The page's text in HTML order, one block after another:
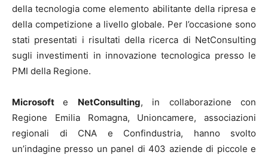
della tecnologia come elemento abilitante della ripresa e
della competizione a livello globale. Per l’occasione sono
stati presentati i risultati della ricerca di NetConsulting
sugli investimenti in innovazione tecnologica presso le
PMI della Regione.
Microsofte NetConsulting, in collaborazione con
Regione Emilia Romagna, Unioncamere, associazioni
regionali di CNA e Confindustria, hanno svolto
un’indagine presso un panel di 403 aziende di piccole e